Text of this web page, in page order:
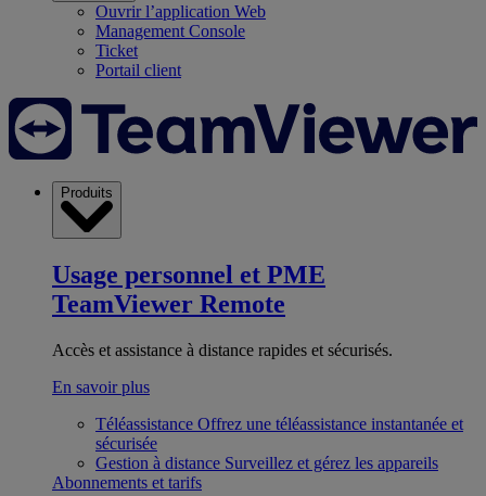
Ouvrir l’application Web
Management Console
Ticket
Portail client
Produits
Usage personnel et PME
TeamViewer Remote
Accès et assistance à distance rapides et sécurisés.
En savoir plus
Téléassistance Offrez une téléassistance instantanée et
sécurisée
Gestion à distance Surveillez et gérez les appareils
Abonnements et tarifs